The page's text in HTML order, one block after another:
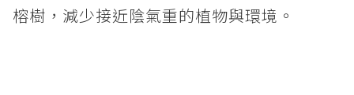
榕樹，減少接近陰氣重的植物與環境。